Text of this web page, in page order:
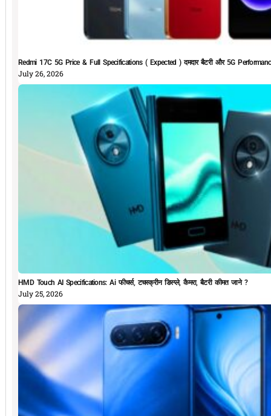
Redmi 17C 5G Price & Full Specifications ( Expected ) दमदार बैटरी और 5G
July 26, 2026
HMD Touch AI Specifications: Ai फीचर्स, टचस्क्रीन डिस्प्ले, कैमरा, बैटरी कीमत जाने ?
July 25, 2026